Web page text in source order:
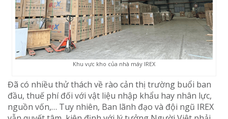
Khu vực kho của nhà máy IREX
Đã có nhiều thử thách về rào cản thị trường buổi ban
đầu, thuế phí đối với vật liệu nhập khẩu hay nhân lực,
nguồn vốn,… Tuy nhiên, Ban lãnh đạo và đội ngũ IREX